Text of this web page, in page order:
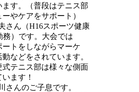
す。（普段はテニス部
やケアをサポート）
さん（H16スポーツ健康
務）です。大会では
トをしながらマーケ
などをされています。
テニス部は様々な側面
ます！
んのご子息です。